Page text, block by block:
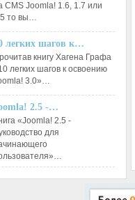
CMS Joomla! 1.6, 1.7 или
то вы…
легких шагов к…
книгу Хагена Графа
легких шагов к освоению
3.0»…
2.5 -…
«Joomla! 2.5 -
для